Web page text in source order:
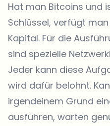
Hat man Bitcoins und
Schlüssel, verfügt
Kapital. Für die
sind spezielle
Jeder kann diese
wird dafür belohnt.
irgendeinem Grund
ausführen, warten